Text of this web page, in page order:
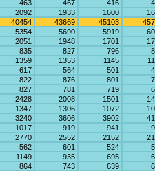
463 467 416
2092 1933 1600
40454 43669 45103
5354 5690 5919
2051 1948 1701
835 827 796
1359 1353 1145
617 564 501
822 876 801
827 781 719
2428 2008 1501
1347 1306 1072
3240 3606 3902
1017 919 941
2770 2552 2152
562 601 524
1149 935 695
864 743 639